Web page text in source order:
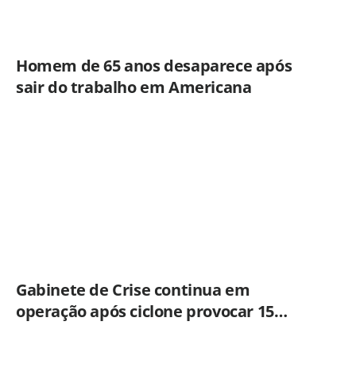
Homem de 65 anos desaparece após
sair do trabalho em Americana
Gabinete de Crise continua em
operação após ciclone provocar 15